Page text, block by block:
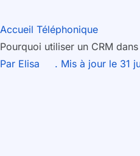
Accueil Téléphonique
Pourquoi utiliser un CRM
Par Elisa . Mis à jour le 31